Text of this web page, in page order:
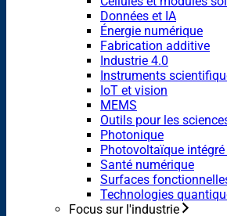
Données et IA
Énergie numérique
Fabrication additive
Industrie 4.0
Instruments
IoT et vision
MEMS
Outils pour les
Photonique
Photovoltaïque intégré
Santé numérique
Surfaces
Technologies
Focus sur l'industrie